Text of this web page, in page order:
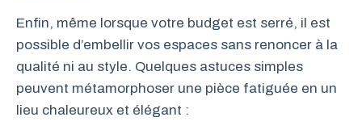
Enfin, même lorsque votre budget est serré, il est
possible d’embellir vos espaces sans renoncer à la
qualité ni au style. Quelques astuces simples
peuvent métamorphoser une pièce fatiguée en un
lieu chaleureux et élégant :